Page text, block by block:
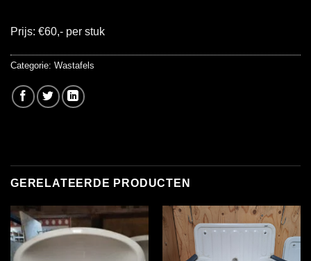
Prijs: €60,- per stuk
Categorie: Wastafels
GERELATEERDE PRODUCTEN